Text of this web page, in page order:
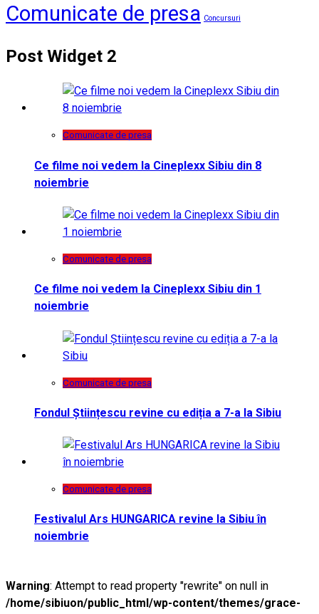
Comunicate de presa Concursuri
Post Widget 2
Comunicate de presa
Ce filme noi vedem la Cineplexx Sibiu din 8
noiembrie
Comunicate de presa
Ce filme noi vedem la Cineplexx Sibiu din 1
noiembrie
Comunicate de presa
Fondul Științescu revine cu ediția a 7-a la Sibiu
Comunicate de presa
Festivalul Ars HUNGARICA revine la Sibiu în
noiembrie
Warning: Attempt to read property "rewrite" on null in
/home/sibiuon/public_html/wp-content/themes/grace-